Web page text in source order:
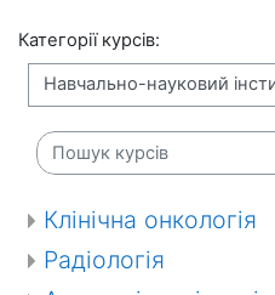
Категорії курсів:
Пошук курсів
Клінічна онкологія
Радіологія